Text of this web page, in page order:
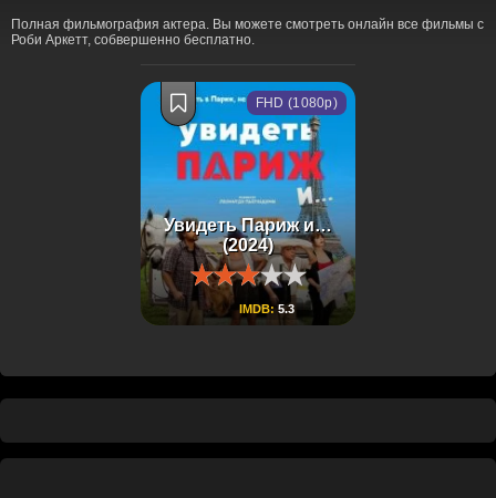
Полная фильмография актера. Вы можете смотреть онлайн все фильмы с
Роби Аркетт, собвершенно бесплатно.
Увидеть Париж и…
(2024)
IMDB: 5.3
FHD (1080p)